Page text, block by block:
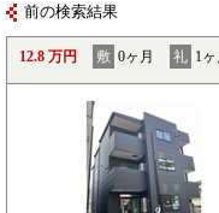
前の検索結果
12.8 万円 敷 0ヶ月 礼 1ヶ